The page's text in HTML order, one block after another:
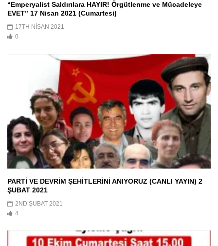
“Emperyalist Saldırılara HAYIR! Örgütlenme ve Mücadeleye
EVET” 17 Nisan 2021 (Cumartesi)
17TH NISAN 2021
0
PARTİ VE DEVRİM ŞEHİTLERİNİ ANIYORUZ (CANLI YAYIN) 2
ŞUBAT 2021
2ND ŞUBAT 2021
4